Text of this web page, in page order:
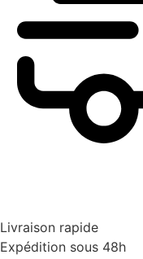
Livraison rapide
Expédition sous 48h